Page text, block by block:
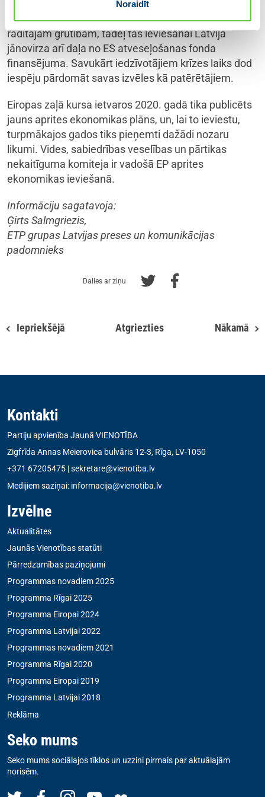
Noraidīt
Deputāte piebilst, ka aprites ekonomika var būt labs
stimuls tautsaimniecībai atgūstoties no vīrusa
radītajām grūtībām, tādēļ tās ieviešanai Latvijā
jānovirza arī daļa no ES atveseļošanas fonda
finansējuma. Savukārt iedzīvotājiem krīzes laiks dod
iespēju pārdomāt savas izvēles kā patērētājiem.
Eiropas zaļā kursa ietvaros 2020. gadā tika publicēts
jauns aprites ekonomikas plāns, un, lai to ieviestu,
turpmākajos gados tiks pieņemti dažādi nozaru
likumi. Vides, sabiedrības veselības un pārtikas
nekaitīguma komiteja ir vadošā EP aprites
ekonomikas ieviešanā.
Informāciju sagatavoja:
Ģirts Salmgriezis,
ETP grupas Latvijas preses un komunikācijas
padomnieks
Dalies ar ziņu
Iepriekšējā Atgriezties Nākamā
Kontakti
Partiju apvienība Jaunā VIENOTĪBA
Zigfrīda Annas Meierovica bulvāris 12-3, Rīga, LV-1050
+371 67205475 |sekretare@vienotiba.lv
Medijiem saziņai: informacija@vienotiba.lv
Izvēlne
Aktualitātes
Jaunās Vienotības statūti
Pārredzamības paziņojumi
Programmas novadiem 2025
Programma Rīgai 2025
Programma Eiropai 2024
Programma Latvijai 2022
Programmas novadiem 2021
Programma Rīgai 2020
Programma Eiropai 2019
Programma Latvijai 2018
Reklāma
Seko mums
Seko mums sociālajos tīklos un uzzini pirmais par aktuālajām
norisēm.